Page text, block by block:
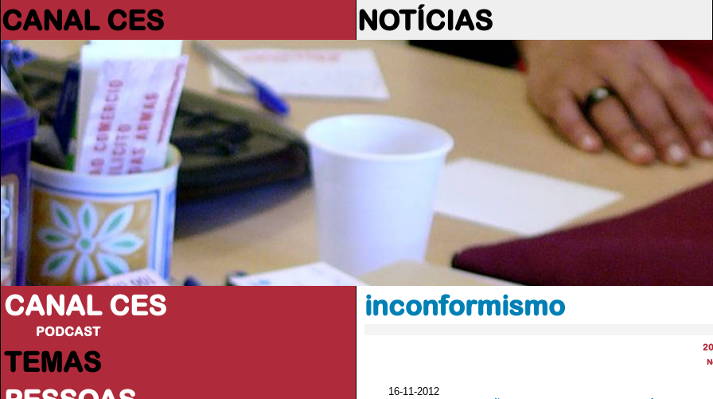
CANAL CES NOTÍCIAS
CANAL CES
PODCAST
TEMAS
inconformismo
16-11-2012